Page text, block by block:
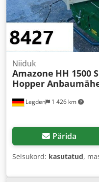
Legden 1 426 km
Niiduk
Amazone HH 1500
Hopper
Pärida
Seisukord: kasutatud,